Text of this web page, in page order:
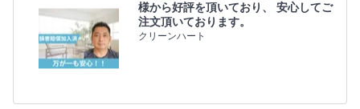
様から好評を頂いており、 安心してご
注文頂いております。
クリーンハート